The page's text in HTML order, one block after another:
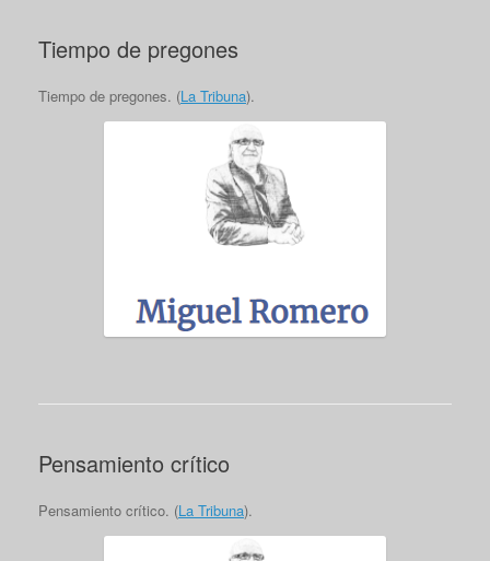
Tiempo de pregones
Tiempo de pregones. (La Tribuna).
Pensamiento crítico
Pensamiento crítico. (La Tribuna).